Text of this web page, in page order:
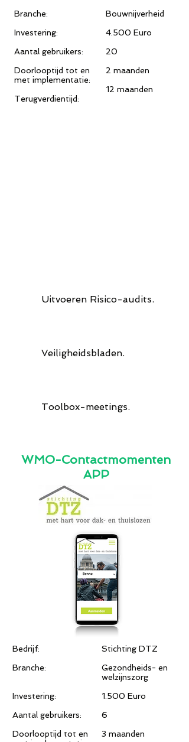
Branche:
Investering:
Aantal gebruikers:
Doorlooptijd tot en
met implementatie:
Terugverdientijd:
Bouwnijverheid
4.500 Euro
20
2 maanden
12 maanden
Uitvoeren Risico-audits.
Veiligheidsbladen.
Toolbox-meetings.
WMO-Contactmomenten
APP
Bedrijf:
Branche:
Investering:
Aantal gebruikers:
Doorlooptijd tot en
Stichting DTZ​
Gezondheids- en
welzijnszorg
1.500 Euro
6
3 maanden